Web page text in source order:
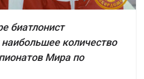
биатлонист
количество
Мира по